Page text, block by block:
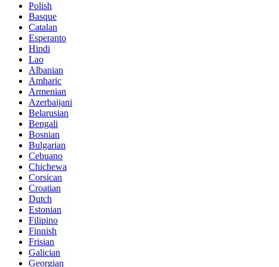
Polish
Basque
Catalan
Esperanto
Hindi
Lao
Albanian
Amharic
Armenian
Azerbaijani
Belarusian
Bengali
Bosnian
Bulgarian
Cebuano
Chichewa
Corsican
Croatian
Dutch
Estonian
Filipino
Finnish
Frisian
Galician
Georgian